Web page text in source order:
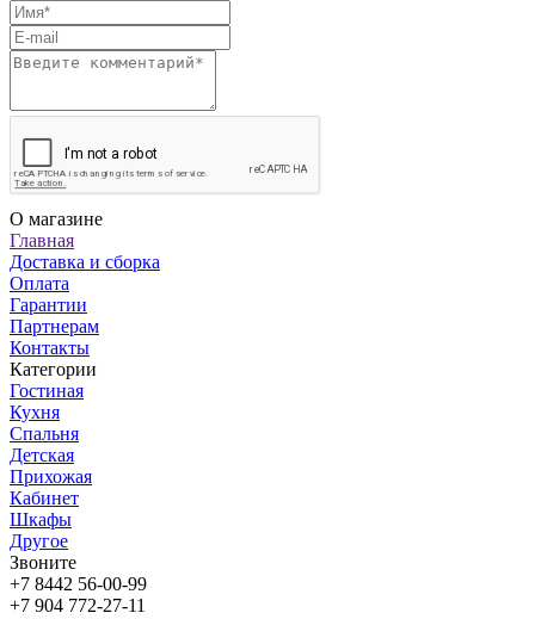
О магазине
Главная
Доставка и сборка
Оплата
Гарантии
Партнерам
Контакты
Категории
Гостиная
Кухня
Спальня
Детская
Прихожая
Кабинет
Шкафы
Другое
Звоните
+7 8442 56-00-99
+7 904 772-27-11